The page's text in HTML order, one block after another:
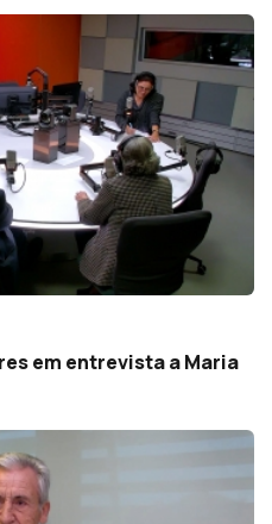
em entrevista a Maria